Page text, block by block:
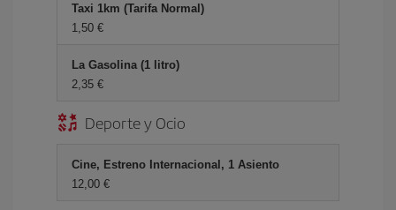
Taxi 1km (Tarifa Normal)
1,50 €
La Gasolina (1 litro)
2,35 €
Deporte y Ocio
Cine, Estreno Internacional, 1 Asiento
12,00 €